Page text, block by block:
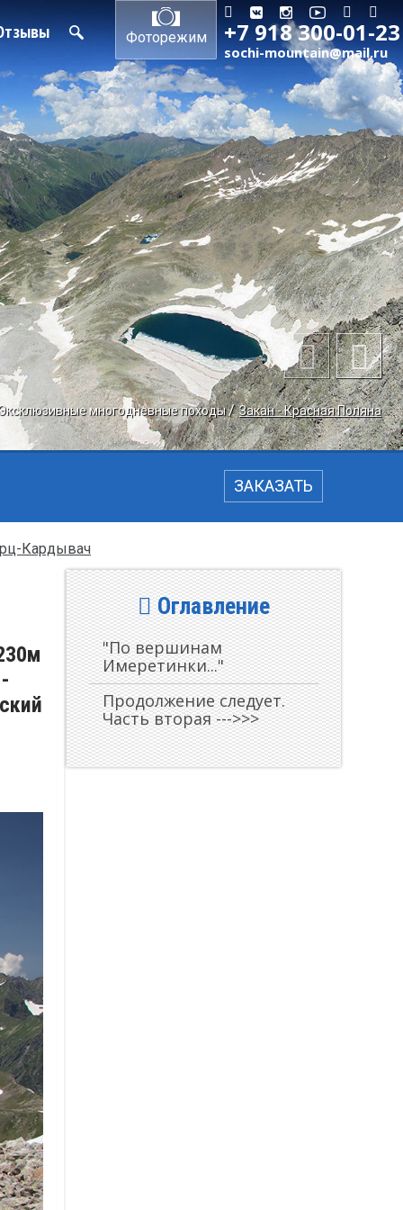
Фоторежим +7 918 300-01-23
sochi-mountain@mail.ru
многодневные походы Закан - Красная Поляна
ЗАКАЗАТЬ
Кардывач
Оглавление
"По вершинам
Имеретинки..."
Продолжение следует.
Часть вторая --->>>